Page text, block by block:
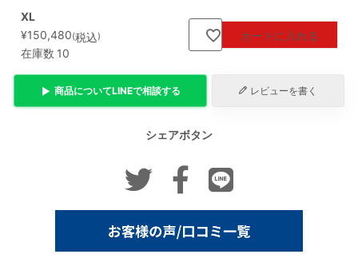
XL
¥150,480 税込
在庫数 10
カートに入れる
商品についてLINEで相談する レビューを書く
シェアボタン